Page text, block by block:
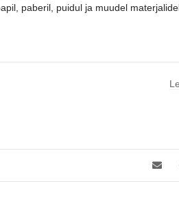
paberil, puidul ja muudel